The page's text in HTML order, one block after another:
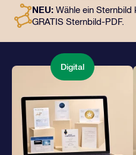
unserer Apps. Es ist eine
Liebsten ein
NEU: Wähle ein Sternbild
GRATIS Sternbild-PDF.
Digital